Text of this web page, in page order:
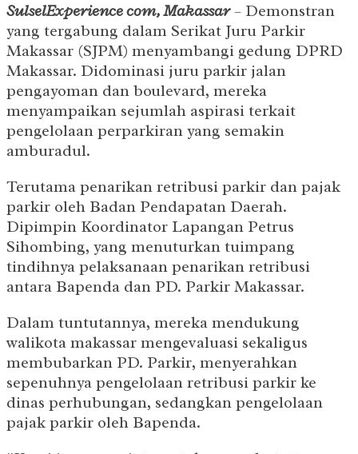
SulselExperience com, Makassar– Demonstran
yang tergabung dalam Serikat Juru Parkir
Makassar (SJPM) menyambangi gedung DPRD
Makassar. Didominasi juru parkir jalan
pengayoman dan boulevard, mereka
menyampaikan sejumlah aspirasi terkait
pengelolaan perparkiran yang semakin
amburadul.
Terutama penarikan retribusi parkir dan pajak
parkir oleh Badan Pendapatan Daerah.
Dipimpin Koordinator Lapangan Petrus
Sihombing, yang menuturkan tuimpang
tindihnya pelaksanaan penarikan retribusi
antara Bapenda dan PD. Parkir Makassar.
Dalam tuntutannya, mereka mendukung
walikota makassar mengevaluasi sekaligus
membubarkan PD. Parkir, menyerahkan
sepenuhnya pengelolaan retribusi parkir ke
dinas perhubungan, sedangkan pengelolaan
pajak parkir oleh Bapenda.